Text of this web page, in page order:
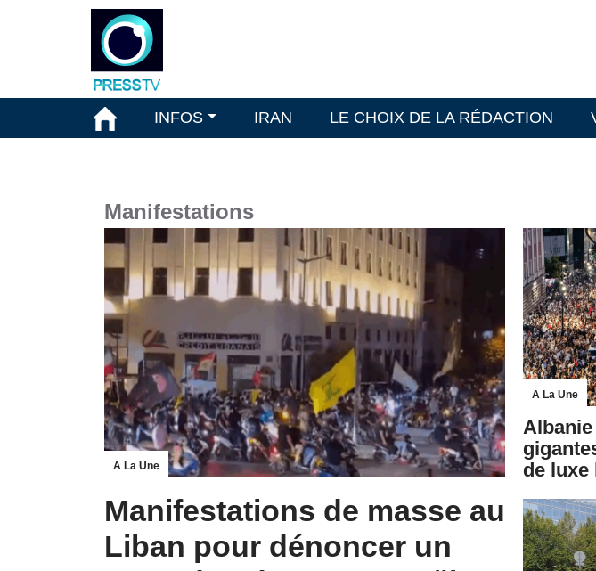
INFOS IRAN LE CHOIX DE LA RÉDACTION
Manifestations
A La Une
Manifestations de masse au
Liban pour dénoncer un
A La Une
de luxe